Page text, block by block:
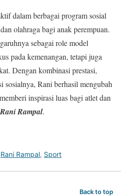
dalam berbagai program sosial
olahraga bagi anak perempuan.
sebagai role model
pada kemenangan, tetapi juga
Dengan kombinasi prestasi,
sosialnya, Rani berhasil mengubah
inspirasi luas bagi atlet dan
Rani Rampal.
Rani Rampal, Sport
Back to top